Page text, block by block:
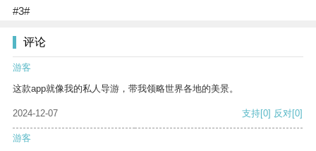
#3#
评论
游客
这款app就像我的私人导游，带我领略世界各地的美景。
2024-12-07 支持[0] 反对[0]
游客